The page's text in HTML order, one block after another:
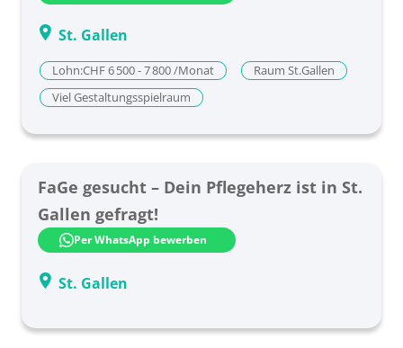
St. Gallen
Lohn:CHF 6 500 - 7 800 /Monat
Raum St.Gallen
Viel Gestaltungsspielraum
FaGe gesucht – Dein Pflegeherz ist in St.
Gallen gefragt!
Per WhatsApp bewerben
St. Gallen
Bern
Glarus
Luzern
Nidwalden
Obwalden
Schaffhausen
Schwyz
St. Gallen